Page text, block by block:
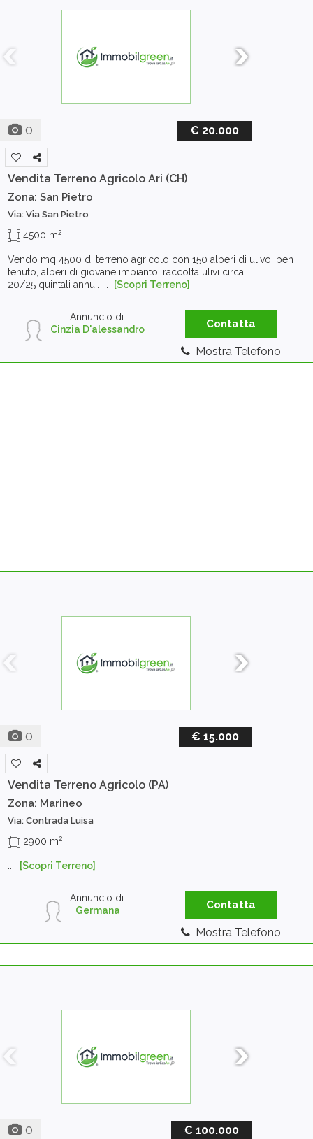
0 € 20.000
Vendita Terreno Agricolo Ari (CH)
Zona: San Pietro
Via: Via San Pietro
4500 m2
Vendo mq 4500 di terreno agricolo con 150 alberi di ulivo, ben
tenuto, alberi di giovane impianto, raccolta ulivi circa
20/25 quintali annui. ...
[Scopri Terreno]
Annuncio di:
Cinzia D'alessandro
Contatta
Mostra Telefono
0 € 15.000
Vendita Terreno Agricolo (PA)
Zona: Marineo
Via: Contrada Luisa
2900 m2
[Scopri Terreno]
Annuncio di:
Germana
Contatta
Mostra Telefono
0 € 100.000